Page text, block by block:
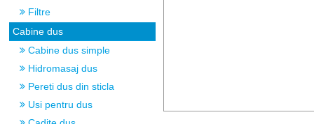
Filtre
Cabine dus
Cabine dus simple
Hidromasaj dus
Pereti dus din sticla
Usi pentru dus